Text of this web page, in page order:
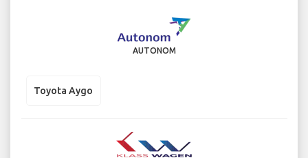
AUTONOM
Toyota Aygo